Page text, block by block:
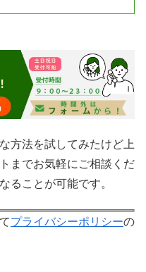
方法を試してみたけど上
までお気軽にご相談くだ
ることが可能です。
プライバシーポリシーの